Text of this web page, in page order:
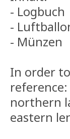
- Logbuch
-
- Münzen
In order
reference:
northern
eastern